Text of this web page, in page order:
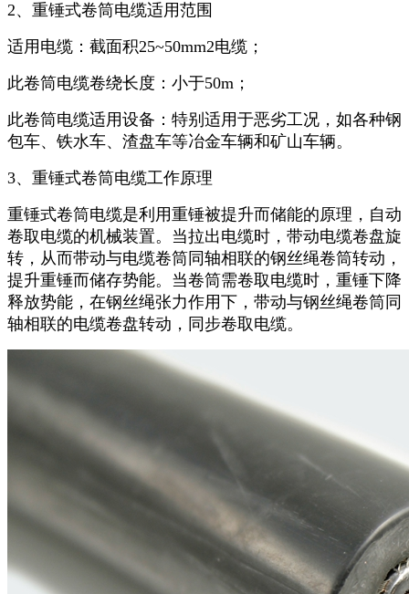
2、重锤式卷筒电缆适用范围
适用电缆：截面积25~50mm2电缆；
此卷筒电缆卷绕长度：小于50m；
此卷筒电缆适用设备：特别适用于恶劣工况，如各种钢
包车、铁水车、渣盘车等冶金车辆和矿山车辆。
3、重锤式卷筒电缆工作原理
重锤式卷筒电缆是利用重锤被提升而储能的原理，自动
卷取电缆的机械装置。当拉出电缆时，带动电缆卷盘旋
转，从而带动与电缆卷筒同轴相联的钢丝绳卷筒转动，
提升重锤而储存势能。当卷筒需卷取电缆时，重锤下降
释放势能，在钢丝绳张力作用下，带动与钢丝绳卷筒同
轴相联的电缆卷盘转动，同步卷取电缆。